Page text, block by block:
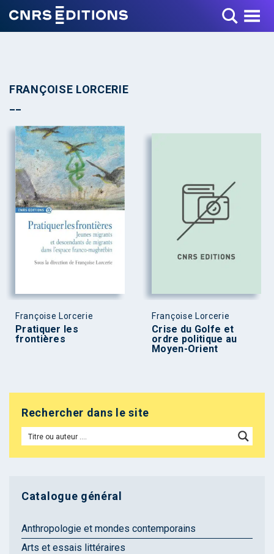
Toggle Menu
FRANÇOISE LORCERIE
Françoise Lorcerie
Pratiquer les
frontières
Françoise Lorcerie
Crise du Golfe et
ordre politique au
Moyen-Orient
Rechercher dans le site
Catalogue général
Anthropologie et mondes contemporains
Arts et essais littéraires